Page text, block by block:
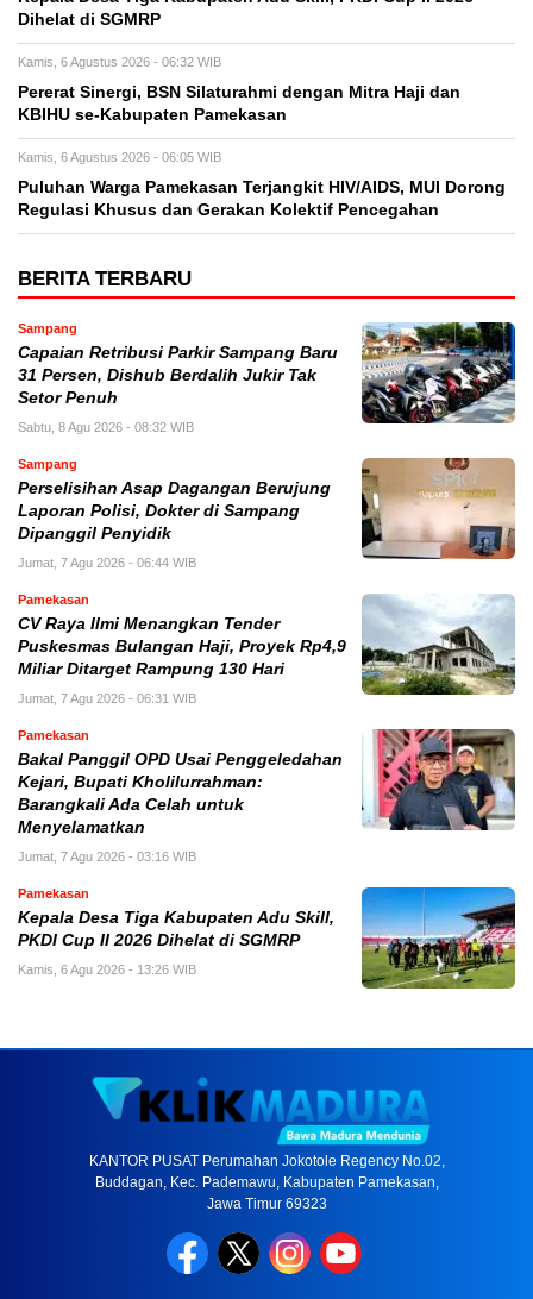
Dihelat di SGMRP
Kamis, 6 Agustus 2026 - 06:32 WIB
Pererat Sinergi, BSN Silaturahmi dengan Mitra Haji dan
KBIHU se-Kabupaten Pamekasan
Kamis, 6 Agustus 2026 - 06:05 WIB
Puluhan Warga Pamekasan Terjangkit HIV/AIDS, MUI Dorong
Regulasi Khusus dan Gerakan Kolektif Pencegahan
BERITA TERBARU
Sampang
Capaian Retribusi Parkir Sampang Baru
31 Persen, Dishub Berdalih Jukir Tak
Setor Penuh
Sabtu, 8 Agu 2026 - 08:32 WIB
Sampang
Perselisihan Asap Dagangan Berujung
Laporan Polisi, Dokter di Sampang
Dipanggil Penyidik
Jumat, 7 Agu 2026 - 06:44 WIB
Pamekasan
CV Raya Ilmi Menangkan Tender
Puskesmas Bulangan Haji, Proyek Rp4,9
Miliar Ditarget Rampung 130 Hari
Jumat, 7 Agu 2026 - 06:31 WIB
Pamekasan
Bakal Panggil OPD Usai Penggeledahan
Kejari, Bupati Kholilurrahman:
Barangkali Ada Celah untuk
Menyelamatkan
Jumat, 7 Agu 2026 - 03:16 WIB
Pamekasan
Kepala Desa Tiga Kabupaten Adu Skill,
PKDI Cup II 2026 Dihelat di SGMRP
Kamis, 6 Agu 2026 - 13:26 WIB
KANTOR PUSAT Perumahan Jokotole Regency No.02,
Buddagan, Kec. Pademawu, Kabupaten Pamekasan,
Jawa Timur 69323